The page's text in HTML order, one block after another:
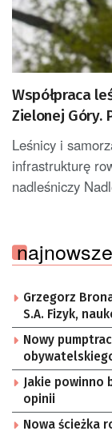
Współpraca
Zielonej Góry.
Leśnicy i
infrastrukturę
nadleśniczy
Grzegorz
S.A. Fizyk, naukowiec, były pracownik CERN w Genewie,
habilitowany
Sektorowej ds.
Kosmicznego
Kosmicznych i
Nowy
Jakie powinno
opinii
Nowa ścieżka